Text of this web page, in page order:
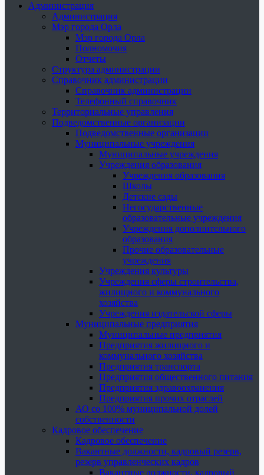
Администрация
Администрация
Мэр города Орла
Мэр города Орла
Полномочия
Отчеты
Структура администрации
Справочник администрации
Справочник администрации
Телефонный справочник
Территориальные управления
Подведомственные организации
Подведомственные организации
Муниципальные учреждения
Муниципальные учреждения
Учреждения образования
Учреждения образования
Школы
Детские сады
Негосударственные
образовательные учреждения
Учреждения дополнительного
образования
Прочие образовательные
учреждения
Учреждения культуры
Учреждения сферы строительства,
жилищного и коммунального
хозяйства
Учреждения издательской сферы
Муниципальные предприятия
Муниципальные предприятия
Предприятия жилищного и
коммунального хозяйства
Предприятия транспорта
Предприятия общественного питания
Предприятия здравоохранения
Предприятия прочих отраслей
АО со 100% муниципальной долей
собственности
Кадровое обеспечение
Кадровое обеспечение
Вакантные должности, кадровый резерв,
резерв управленческих кадров
Вакантные должности, кадровый